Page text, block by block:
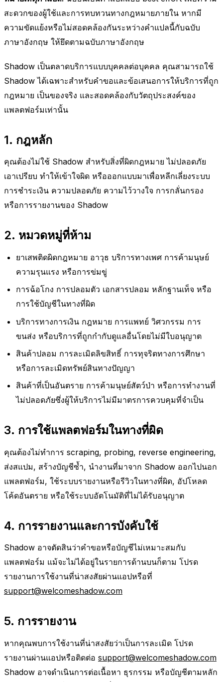
สะดวกของผู้ใช้และการทบทวนทางกฎหมายภายใน หากมี
ความขัดแย้งหรือไม่สอดคล้องกันระหว่างคำแปลนี้กับฉบับ
ภาษาอังกฤษ ให้ยึดตามฉบับภาษาอังกฤษ
Shadow เป็นตลาดบริการแบบบุคคลต่อบุคคล คุณสามารถใช้
Shadow ได้เฉพาะสำหรับคำขอและข้อเสนอการให้บริการที่ถูก
กฎหมาย เป็นของจริง และสอดคล้องกับวัตถุประสงค์ของ
แพลตฟอร์มเท่านั้น
1. กฎหลัก
คุณต้องไม่ใช้ Shadow สำหรับสิ่งที่ผิดกฎหมาย ไม่ปลอดภัย
เอาเปรียบ ทำให้เข้าใจผิด หรือออกแบบมาเพื่อหลีกเลี่ยงระบบ
การชำระเงิน ความปลอดภัย ความไว้วางใจ การกลั่นกรอง
หรือการรายงานของ Shadow
2. หมวดหมู่ที่ห้าม
ยาเสพติดผิดกฎหมาย อาวุธ บริการทางเพศ การค้ามนุษย์
ความรุนแรง หรือการข่มขู่
การฉ้อโกง การปลอมตัว เอกสารปลอม หลักฐานเท็จ หรือ
การใช้บัญชีในทางที่ผิด
บริการทางการเงิน กฎหมาย การแพทย์ วิศวกรรม การ
ขนส่ง หรือบริการที่ถูกกำกับดูแลอื่นโดยไม่มีใบอนุญาต
สินค้าปลอม การละเมิดลิขสิทธิ์ การทุจริตทางการศึกษา
หรือการละเมิดทรัพย์สินทางปัญญา
สินค้าที่เป็นอันตราย การค้ามนุษย์สัตว์ป่า หรือการทำงานที่
ไม่ปลอดภัยซึ่งผู้ให้บริการไม่มีมาตรการควบคุมที่จำเป็น
3. การใช้แพลตฟอร์มในทางที่ผิด
คุณต้องไม่ทำการ scraping, probing, reverse engineering,
ส่งสแปม, สร้างบัญชีซ้ำ, นำงานที่มาจาก Shadow ออกไปนอก
แพลตฟอร์ม, ใช้ระบบรายงานหรือรีวิวในทางที่ผิด, อัปโหลด
โค้ดอันตราย หรือใช้ระบบอัตโนมัติที่ไม่ได้รับอนุญาต
4. การรายงานและการบังคับใช้
Shadow อาจตัดสินว่าคำขอหรือบัญชีไม่เหมาะสมกับ
แพลตฟอร์ม แม้จะไม่ได้อยู่ในรายการด้านบนก็ตาม โปรด
รายงานการใช้งานที่น่าสงสัยผ่านแอปหรือที่
support@welcomeshadow.com
5. การรายงาน
หากคุณพบการใช้งานที่น่าสงสัยว่าเป็นการละเมิด โปรด
รายงานผ่านแอปหรือติดต่อ support@welcomeshadow.com
Shadow อาจดำเนินการต่อเนื้อหา ธุรกรรม หรือบัญชีตามหลัก